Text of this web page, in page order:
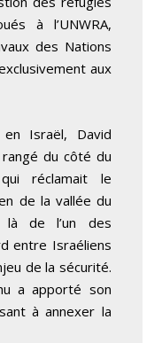
à l’UNWRA,
des Nations
aux
Israël, David
du côté du
qui réclamait le
de la vallée du
là de l’un des
entre Israéliens
de la sécurité.
a apporté son
à annexer la